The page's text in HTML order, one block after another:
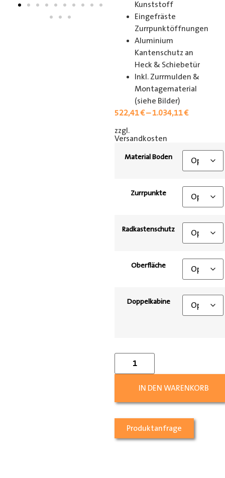
Kunststoff
Eingefräste
Zurrpunktöffnungen
Aluminium
Kantenschutz an
Heck & Schiebetür
Inkl. Zurrmulden &
Montagematerial
(siehe Bilder)
522,41€–1.034,11€
zzgl.
Versandkosten
Material Boden
Zurrpunkte
Radkastenschutz
Oberfläche
Doppelkabine
IN DEN WARENKORB
Produktanfrage